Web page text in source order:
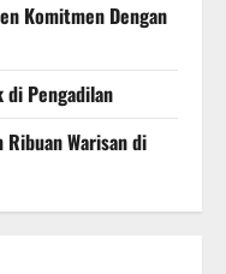
Komitmen Dengan
di Pengadilan
Ribuan Warisan di